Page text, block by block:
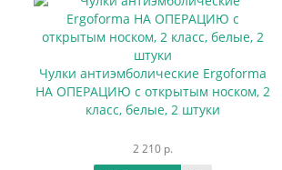
Чулки антиэмболические Ergoforma
НА ОПЕРАЦИЮ с открытым носком, 2
класс, белые, 2 штуки
2 210 р.